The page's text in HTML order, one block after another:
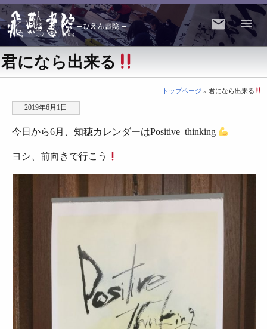
君になら出来る
トップページ » 君になら出来る
2019年6月1日
今日から6月、知穂カレンダーはPositive thinking
ヨシ、前向きで行こう